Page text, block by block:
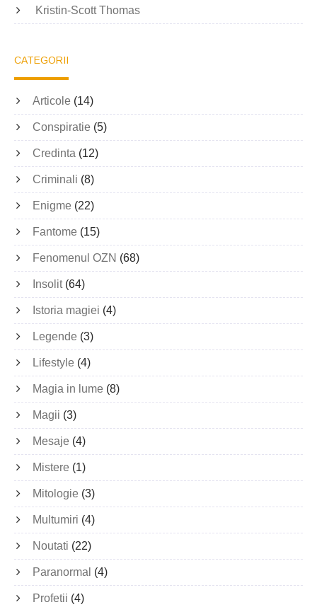
Kristin-Scott Thomas
CATEGORII
Articole (14)
Conspiratie (5)
Credinta (12)
Criminali (8)
Enigme (22)
Fantome (15)
Fenomenul OZN (68)
Insolit(64)
Istoria magiei (4)
Legende (3)
Lifestyle (4)
Magia in lume (8)
Magii (3)
Mesaje (4)
Mistere (1)
Mitologie (3)
Multumiri (4)
Noutati (22)
Paranormal (4)
Profetii (4)